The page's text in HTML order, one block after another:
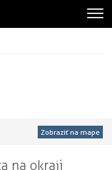
Zobraziť na mape
na okraji